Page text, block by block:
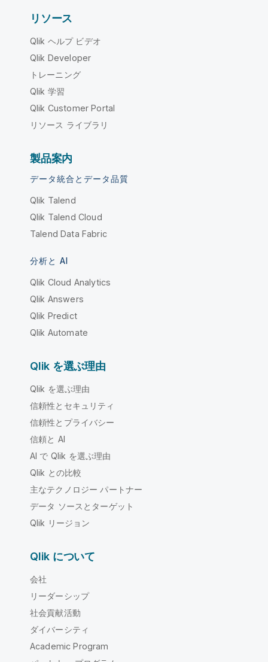
リソース
Qlik ヘルプ ビデオ
Qlik Developer
トレーニング
Qlik 学習
Qlik Customer Portal
リソース ライブラリ
製品案内
データ統合とデータ品質
Qlik Talend
Qlik Talend Cloud
Talend Data Fabric
分析と AI
Qlik Cloud Analytics
Qlik Answers
Qlik Predict
Qlik Automate
Qlik を選ぶ理由
Qlik を選ぶ理由
信頼性とセキュリティ
信頼性とプライバシー
信頼と AI
AI で Qlik を選ぶ理由
Qlik との比較
主なテクノロジー パートナー
データ ソースとターゲット
Qlik リージョン
Qlik について
会社
リーダーシップ
社会貢献活動
ダイバーシティ
Academic Program